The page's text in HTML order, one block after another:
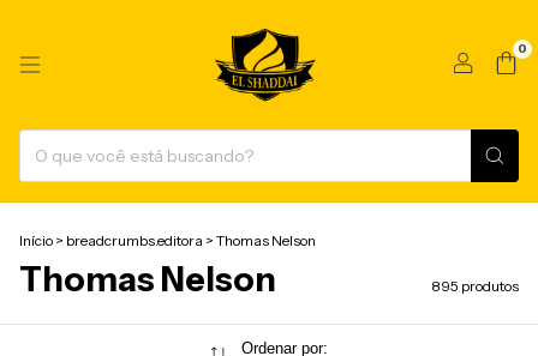
0
Início > breadcrumbs.editora > Thomas Nelson
Thomas Nelson 895 produtos
Ordenar por: